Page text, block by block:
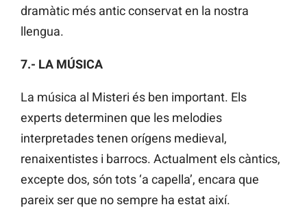
dramàtic més antic conservat en la nostra
llengua.
7.- LA MÚSICA
La música al Misteri és ben important. Els
experts determinen que les melodies
interpretades tenen orígens medieval,
renaixentistes i barrocs. Actualment els càntics,
excepte dos, són tots ‘a capella’, encara que
pareix ser que no sempre ha estat així.